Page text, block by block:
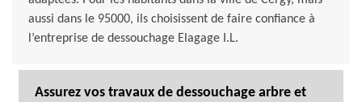
aussi dans le 95000, ils choisissent de faire confiance à
l’entreprise de dessouchage Elagage I.L.
Assurez vos travaux de dessouchage arbre et